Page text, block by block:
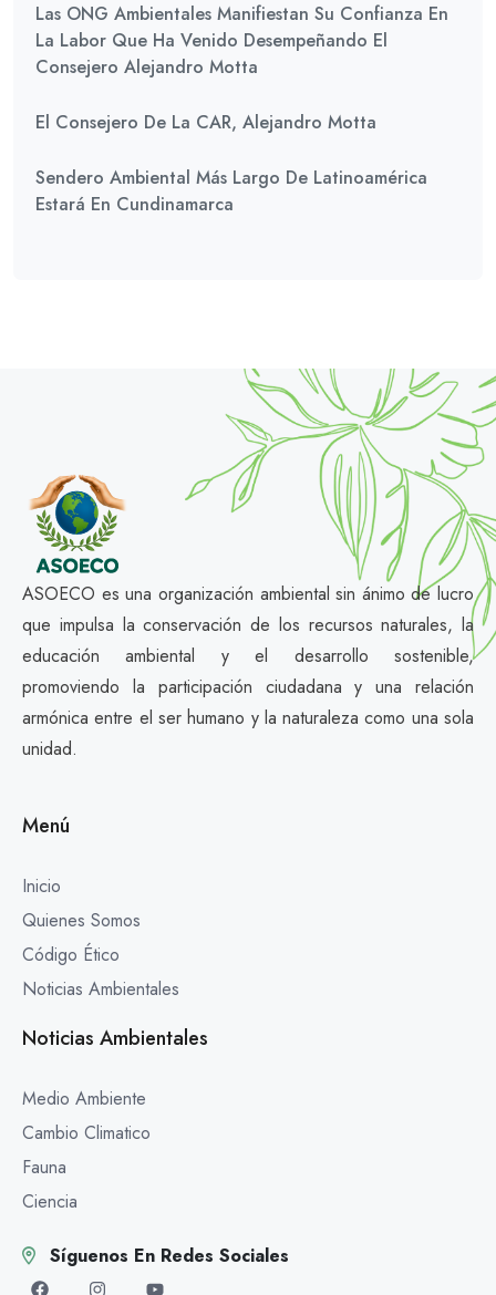
Las ONG Ambientales Manifiestan Su Confianza En
La Labor Que Ha Venido Desempeñando El
Consejero Alejandro Motta
El Consejero De La CAR, Alejandro Motta
Sendero Ambiental Más Largo De Latinoamérica
Estará En Cundinamarca
ASOECO es una organización ambiental sin ánimo de lucro
que impulsa la conservación de los recursos naturales, la
educación ambiental y el desarrollo sostenible,
promoviendo la participación ciudadana y una relación
armónica entre el ser humano y la naturaleza como una sola
unidad.
Menú
Inicio
Quienes Somos
Código Ético
Noticias Ambientales
Noticias Ambientales
Medio Ambiente
Cambio Climatico
Fauna
Ciencia
Síguenos En Redes Sociales